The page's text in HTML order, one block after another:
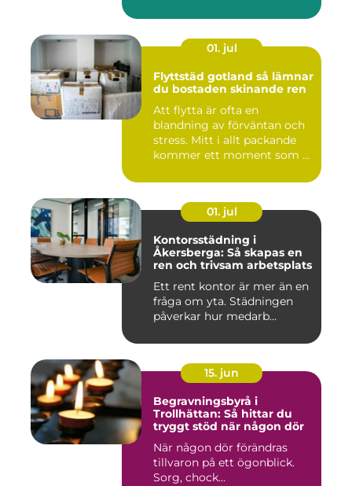
01. jul
Flyttstäd gotland så lämnar
du bostaden skinande ren
Att flytta är ofta en
blandning av förväntan och
stress. Mitt i allt packande
kommer ett moment som ...
01. jul
Kontorsstädning i
Åkersberga: Så skapas en
ren och trivsam arbetsplats
Ett rent kontor är mer än en
fråga om yta. Städningen
påverkar hur medarb...
15. jun
Begravningsbyrå i
Trollhättan: Så hittar du
tryggt stöd när någon dör
När någon dör förändras
tillvaron på ett ögonblick.
Sorg, chock...